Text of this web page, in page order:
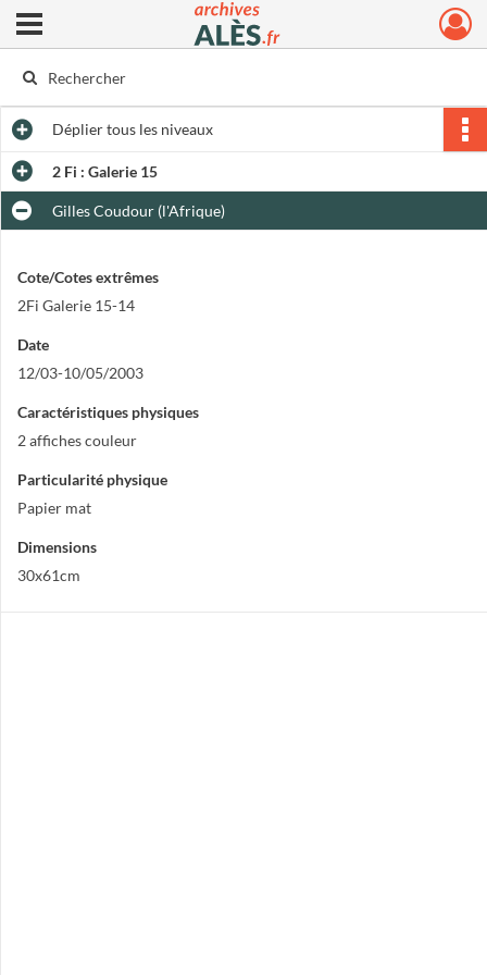
Archives municipales d'Alès
Ouvrir le menu déroulant
Dépliertous les niveaux
2 Fi : Galerie 15
Gilles Coudour (l'Afrique)
Cote/Cotes extrêmes
2Fi Galerie 15-14
Date
12/03-10/05/2003
Caractéristiques physiques
2 affiches couleur
Particularité physique
Papier mat
Dimensions
30x61cm